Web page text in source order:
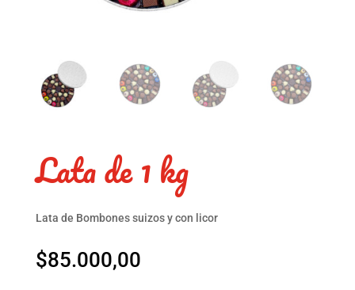
Lata de 1 kg
Lata de Bombones suizos y con licor
$85.000,00